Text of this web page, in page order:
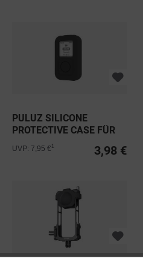
PULUZ SILICONE
PROTECTIVE CASE FÜR
GOPRO REMOTE V3
3,98 €
UVP: 7,95 € 1